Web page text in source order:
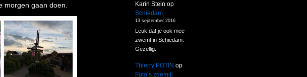
Karin Stein op
Schiedam
13 september 2016
Leuk dat je ook mee
zwemt in Schiedam.
Gezellig.
Thierry POTIN op
Foto’s zeemijl
morgen gaan doen.